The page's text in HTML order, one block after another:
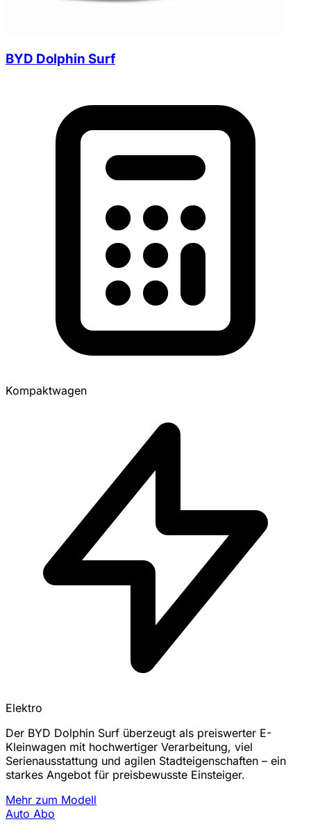
BYD Dolphin Surf
Kompaktwagen
Elektro
Der BYD Dolphin Surf überzeugt als preiswerter E-
Kleinwagen mit hochwertiger Verarbeitung, viel
Serienausstattung und agilen Stadteigenschaften – ein
starkes Angebot für preisbewusste Einsteiger.
Mehr zum Modell
Auto Abo